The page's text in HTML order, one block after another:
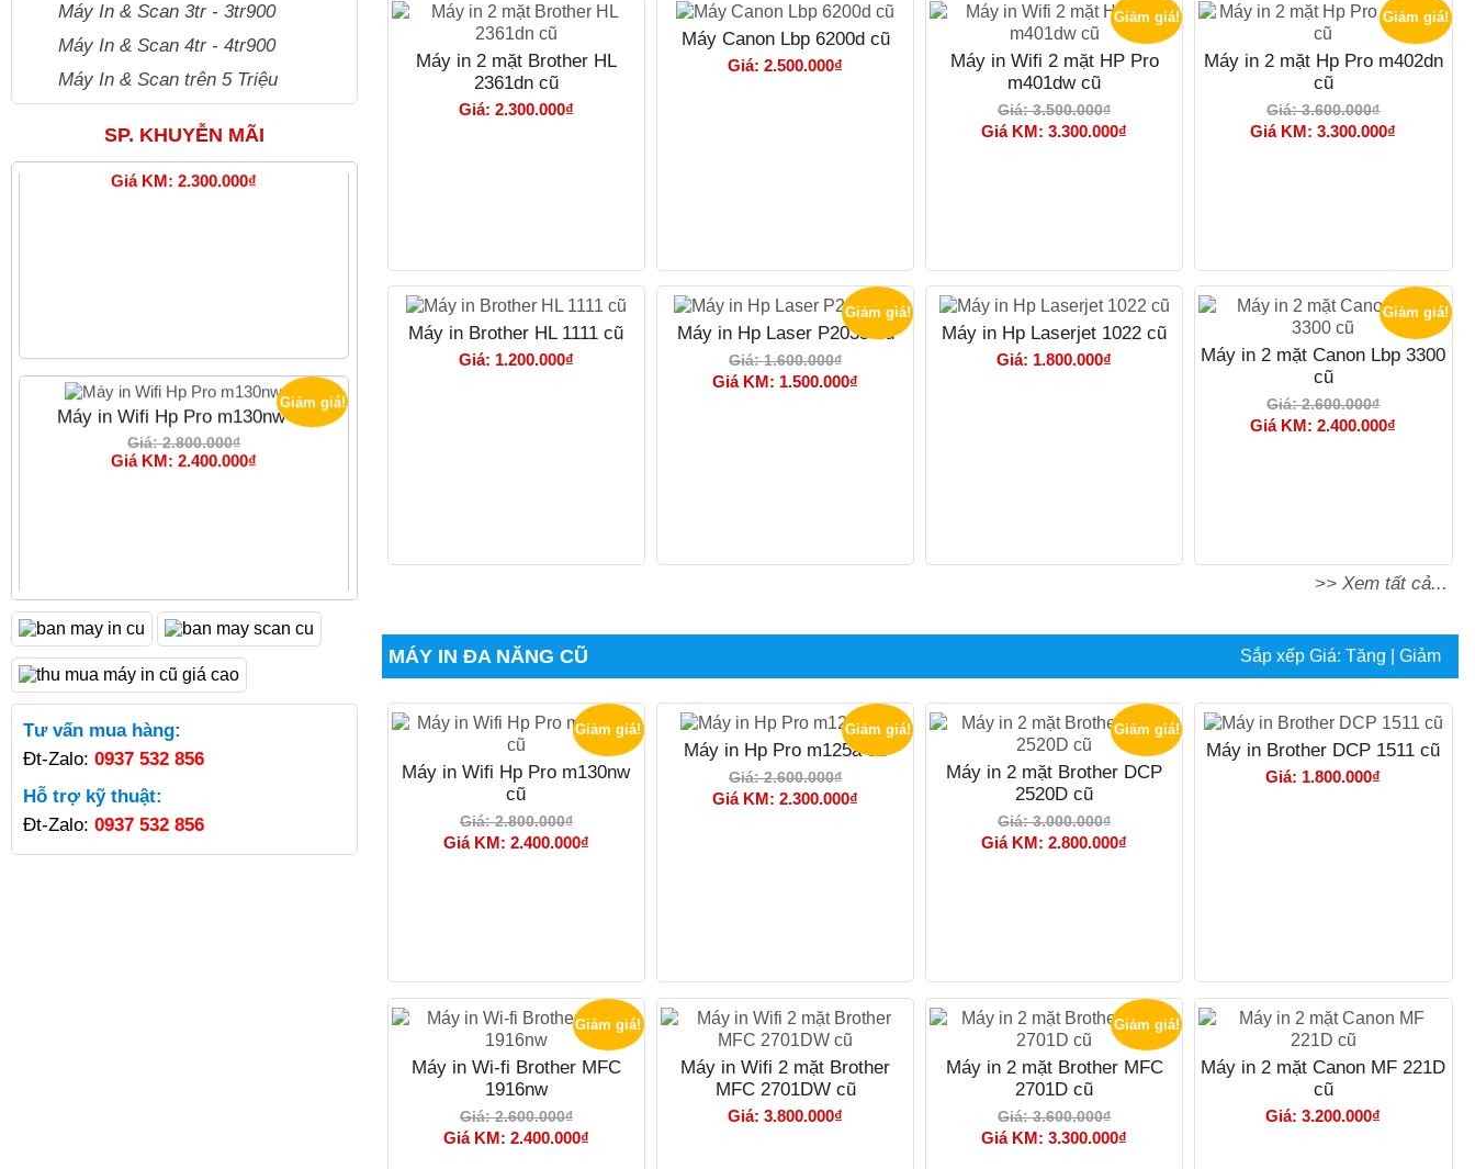
Máy In & Scan 3tr - 3tr900
Máy In & Scan 4tr - 4tr900
Máy In & Scan trên 5 Triệu
SP. KHUYỄN MÃI
Máy in Canon LBP 2900 cũ
Giá: 2.800.000₫
Giá KM: 2.400.000₫
Giảm giá!
Máy in Hp Pro m125a cũ
Giá: 2.600.000₫
Giá KM: 2.300.000₫
Tư vấn mua hàng:
Đt-Zalo: 0937 532 856
Hỗ trợ kỹ thuật:
Đt-Zalo: 0937 532 856
Máy in 2 mặt Brother HL
2361dn cũ
Giá: 2.300.000₫
Máy Canon Lbp 6200d cũ
Giá: 2.500.000₫
Giảm giá!
Máy in Wifi 2 mặt HP Pro
m401dw cũ
Giá: 3.500.000₫
Giá KM: 3.300.000₫
Giảm giá!
Máy in 2 mặt Hp Pro m402dn
cũ
Giá: 3.600.000₫
Giá KM: 3.300.000₫
Máy in Brother HL 1111 cũ
Giá: 1.200.000₫
Giảm giá!
Máy in Hp Laser P2035 cũ
Giá: 1.600.000₫
Giá KM: 1.500.000₫
Máy in Hp Laserjet 1022 cũ
Giá: 1.800.000₫
Giảm giá!
Máy in 2 mặt Canon Lbp 3300
cũ
Giá: 2.600.000₫
Giá KM: 2.400.000₫
>> Xem tất cả...
MÁY IN ĐA NĂNG CŨ Sắp xếpGiá: Tăng Giảm
Giảm giá!
Máy in Wifi Hp Pro m130nw
cũ
Giá: 2.800.000₫
Giá KM: 2.400.000₫
Giảm giá!
Máy in Hp Pro m125a cũ
Giá: 2.600.000₫
Giá KM: 2.300.000₫
Giảm giá!
Máy in 2 mặt Brother DCP
2520D cũ
Giá: 3.000.000₫
Giá KM: 2.800.000₫
Máy in Brother DCP 1511 cũ
Giá: 1.800.000₫
Giảm giá!
Máy in Wi-fi Brother MFC
1916nw
Giá: 2.600.000₫
Giá KM: 2.400.000₫
Máy in Wifi 2 mặt Brother
MFC 2701DW cũ
Giá: 3.800.000₫
Giảm giá!
Máy in 2 mặt Brother MFC
2701D cũ
Giá: 3.600.000₫
Giá KM: 3.300.000₫
Máy in 2 mặt Canon MF 221D
cũ
Giá: 3.200.000₫